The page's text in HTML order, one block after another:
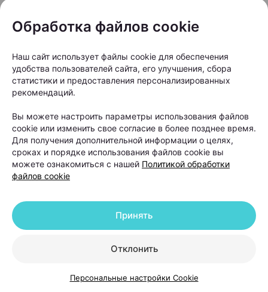
Одним из серьезных видов выпадения волос
считается андрогенетическая алопеция. При этом
состоянии волосяные фолликулы постепенно
более тонкими. Полностью остановить
генетически обусловленный процесс невозможно,
однако современные методы терапии могут
Обработка файлов cookie
Наш сайт использует файлы cookie для обеспечения
удобства пользователей сайта, его улучшения, сбора
статистики и предоставления персонализированных
рекомендаций.
Вы можете настроить параметры использования файлов
cookie или изменить свое согласие в более позднее время.
Для получения дополнительной информации о целях,
сроках и порядке использования файлов cookie вы
можете ознакомиться с нашей Политикой обработки
файлов cookie
Отклонить
Принять
Персональные настройки Cookie